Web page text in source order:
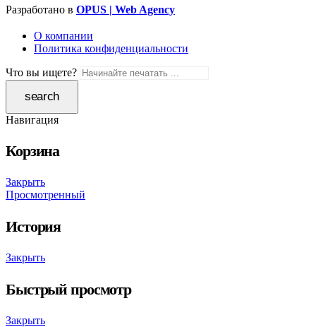
Разработано в OPUS | Web Agency
О компании
Политика конфиденциальности
Что вы ищете?
Навигация
Корзина
Закрыть
Просмотренный
История
Закрыть
Быстрый просмотр
Закрыть